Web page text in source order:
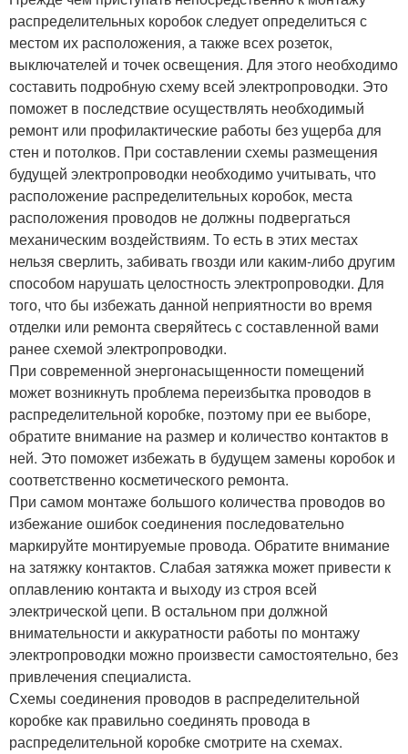
распределительных коробок следует определиться с
местом их расположения, а также всех розеток,
выключателей и точек освещения. Для этого необходимо
составить подробную схему всей электропроводки. Это
поможет в последствие осуществлять необходимый
ремонт или профилактические работы без ущерба для
стен и потолков. При составлении схемы размещения
будущей электропроводки необходимо учитывать, что
расположение распределительных коробок, места
расположения проводов не должны подвергаться
механическим воздействиям. То есть в этих местах
нельзя сверлить, забивать гвозди или каким-либо другим
способом нарушать целостность электропроводки. Для
того, что бы избежать данной неприятности во время
отделки или ремонта сверяйтесь с составленной вами
ранее схемой электропроводки.
При современной энергонасыщенности помещений
может возникнуть проблема переизбытка проводов в
распределительной коробке, поэтому при ее выборе,
обратите внимание на размер и количество контактов в
ней. Это поможет избежать в будущем замены коробок и
соответственно косметического ремонта.
При самом монтаже большого количества проводов во
избежание ошибок соединения последовательно
маркируйте монтируемые провода. Обратите внимание
на затяжку контактов. Слабая затяжка может привести к
оплавлению контакта и выходу из строя всей
электрической цепи. В остальном при должной
внимательности и аккуратности работы по монтажу
электропроводки можно произвести самостоятельно, без
привлечения специалиста.
Схемы соединения проводов в распределительной
коробке как правильно соединять провода в
распределительной коробке смотрите на схемах.